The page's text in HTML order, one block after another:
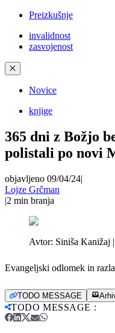
Preizkušnje
invalidnost
zasvojenost
✕
Novice
knjige
365 dni z Božjo
polistali po novi
objavljeno 09/04/24|
Lojze Grčman
|2 min branja
Avtor: Siniša Kanižaj
Evangeljski odlomek in
TODO MESSAGE
TODO MESSAGE :